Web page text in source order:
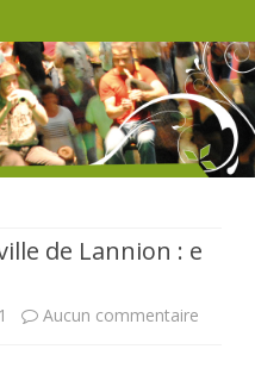
de Lannion : e
Aucun commentaire